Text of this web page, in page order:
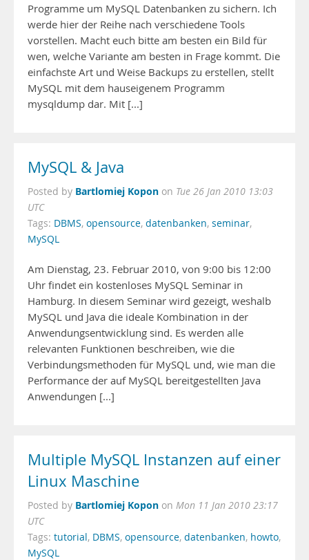
Programme um MySQL Datenbanken zu sichern. Ich
werde hier der Reihe nach verschiedene Tools
vorstellen. Macht euch bitte am besten ein Bild für
wen, welche Variante am besten in Frage kommt. Die
einfachste Art und Weise Backups zu erstellen, stellt
MySQL mit dem hauseigenem Programm
mysqldump dar. Mit [...]
MySQL & Java
Posted by Bartlomiej Kopon on Tue 26 Jan 2010 13:03
UTC
Tags: DBMS, opensource, datenbanken, seminar,
MySQL
Am Dienstag, 23. Februar 2010, von 9:00 bis 12:00
Uhr findet ein kostenloses MySQL Seminar in
Hamburg. In diesem Seminar wird gezeigt, weshalb
MySQL und Java die ideale Kombination in der
Anwendungsentwicklung sind. Es werden alle
relevanten Funktionen beschreiben, wie die
Verbindungsmethoden für MySQL und, wie man die
Performance der auf MySQL bereitgestellten Java
Anwendungen [...]
Multiple MySQL Instanzen auf einer
Linux Maschine
Posted by Bartlomiej Kopon on Mon 11 Jan 2010 23:17
UTC
Tags: tutorial, DBMS, opensource, datenbanken, howto,
MySQL